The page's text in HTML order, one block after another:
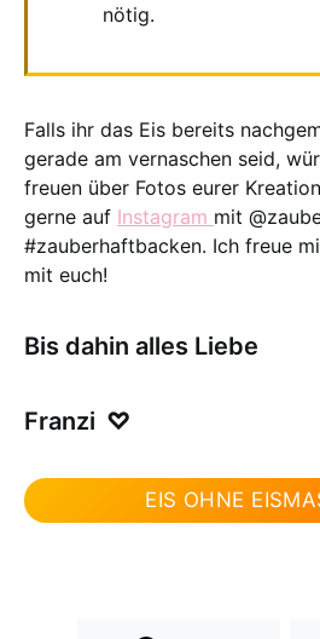
nötig.
Falls ihr das Eis bereits
gerade am vernaschen seid,
freuen über Fotos eurer
gerne auf Instagram mit
#zauberhaftbacken. Ich freue
mit euch!
Bis dahin alles Liebe
Franzi ♡
EIS OHNE